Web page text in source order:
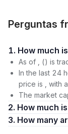
Perguntas
As of , () is
In the last 24
price is , with
The market
2. How much
3.